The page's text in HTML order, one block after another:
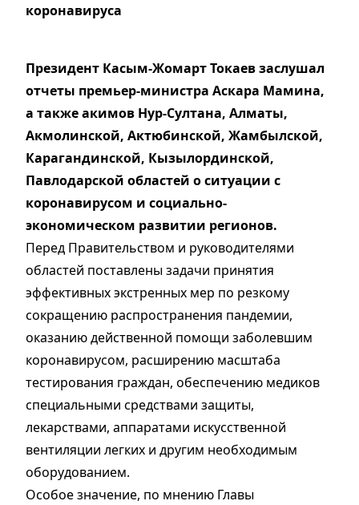
коронавируса
Президент Касым-Жомарт Токаев заслушал
отчеты премьер-министра Аскара Мамина,
а также акимов Нур-Султана, Алматы,
Акмолинской, Актюбинской, Жамбылской,
Карагандинской, Кызылординской,
Павлодарской областей о ситуации с
коронавирусом и социально-
экономическом развитии регионов.
Перед Правительством и руководителями
областей поставлены задачи принятия
эффективных экстренных мер по резкому
сокращению распространения пандемии,
оказанию действенной помощи заболевшим
коронавирусом, расширению масштаба
тестирования граждан, обеспечению медиков
специальными средствами защиты,
лекарствами, аппаратами искусственной
вентиляции легких и другим необходимым
оборудованием.
Особое значение, по мнению Главы